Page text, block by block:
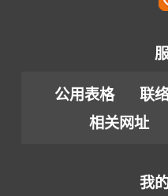
公用表格 联
相关网址
我